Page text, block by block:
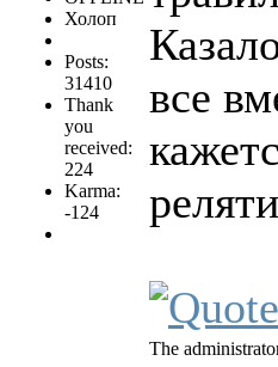
Холоп
Posts:
31410
Thank
you
received:
224
Karma:
-124
все
The